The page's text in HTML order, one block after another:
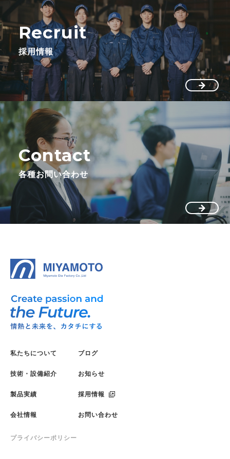
Recruit
採用情報
Contact
各種お問い合わせ
私たちについて
技術・設備紹介
製品実績
会社情報
ブログ
お知らせ
採用情報
お問い合わせ
プライバシーポリシー